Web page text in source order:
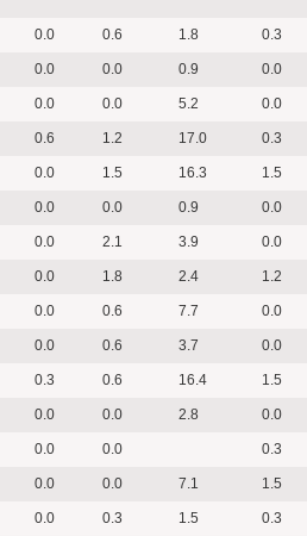
0.0 0.6 1.8 0.3
0.0 0.0 0.9 0.0
0.0 0.0 5.2 0.0
0.6 1.2 17.0 0.3
0.0 1.5 16.3 1.5
0.0 0.0 0.9 0.0
0.0 2.1 3.9 0.0
0.0 1.8 2.4 1.2
0.0 0.6 7.7 0.0
0.0 0.6 3.7 0.0
0.3 0.6 16.4 1.5
0.0 0.0 2.8 0.0
0.0 0.0 0.3
0.0 0.0 7.1 1.5
0.0 0.3 1.5 0.3